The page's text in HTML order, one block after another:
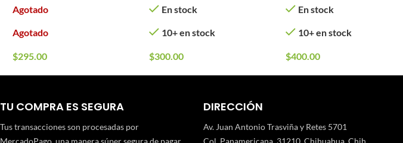
Agotado
Agotado
$295.00
En stock
10+ en stock
$300.00
Triple (Cantidad: 6
Piezas)
En stock
10+ en stock
$400.00
TU COMPRA ES SEGURA
Tus transacciones son procesadas por
DIRECCIÓN
Av. Juan Antonio Trasviña y Retes 5701